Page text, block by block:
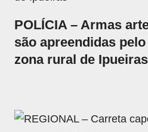
POLÍCIA – Armas
são apreendidas
zona rural de Ipueiras